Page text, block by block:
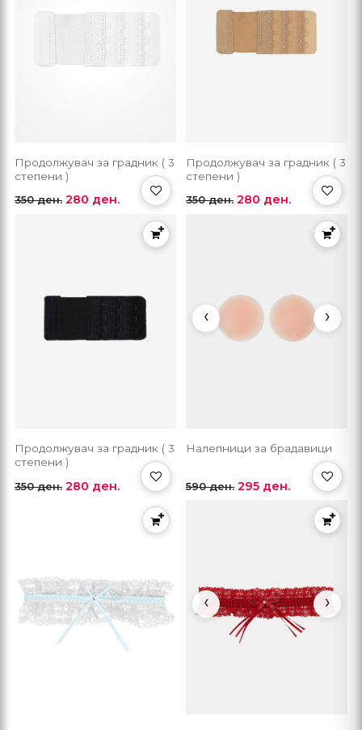
Продолжувач за градник ( 3
степени )
350 ден. 280 ден.
Продолжувач за градник ( 3
степени )
350 ден. 280 ден.
Продолжувач за градник ( 3
степени )
350 ден. 280 ден.
‹ ›
Налепници за брадавици
590 ден. 295 ден.
‹ ›